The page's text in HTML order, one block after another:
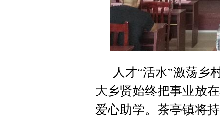
人才“活水”激荡乡
大乡贤始终把事业放
爱心助学。茶亭镇将